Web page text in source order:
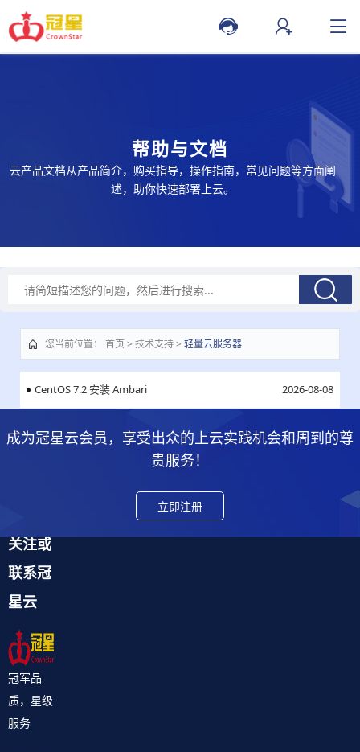
帮助与文档
云产品文档从产品简介，购买指导，操作指南，常见问题等方面阐
述，助你快速部署上云。
您当前位置： 首页 > 技术支持> 轻量云服务器
CentOS 7.2 安装 Ambari 2026-08-08
成为冠星云会员，享受出众的上云实践机会和周到的尊
贵服务！
立即注册
关注或
联系冠
星云
冠军品
质，星级
服务